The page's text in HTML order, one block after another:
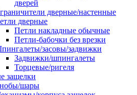
дверей
дверные/настенные
дверные
Петли накладные обычные
Петли-бабочки без врезки
засовы/задвижки
Задвижки/шпингалеты
Торцевые/ригеля
защелки
шары